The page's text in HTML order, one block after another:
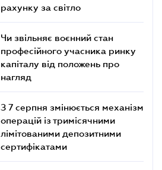
рахунку за світло
Чи звільняє воєнний стан
професійного учасника ринку
капіталу від положень про
нагляд
З 7 серпня змінюється механізм
операцій із тримісячними
лімітованими депозитними
сертифікатами